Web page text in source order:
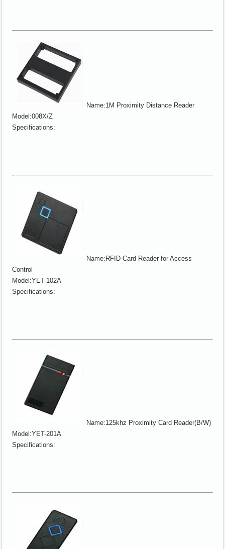
Name:1M Proximity Distance Reader
Model:008X/Z
Specifications:
Name:RFID Card Reader for Access
Control
Model:YET-102A
Specifications:
Name:125khz Proximity Card Reader(B/W)
Model:YET-201A
Specifications: